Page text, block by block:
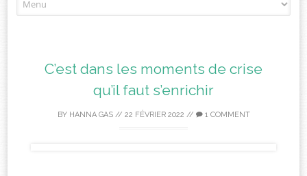
to
C’est dans les moments de crise
qu’il faut s’enrichir
BY HANNA GAS// 22 FÉVRIER 2022 // 1 COMMENT